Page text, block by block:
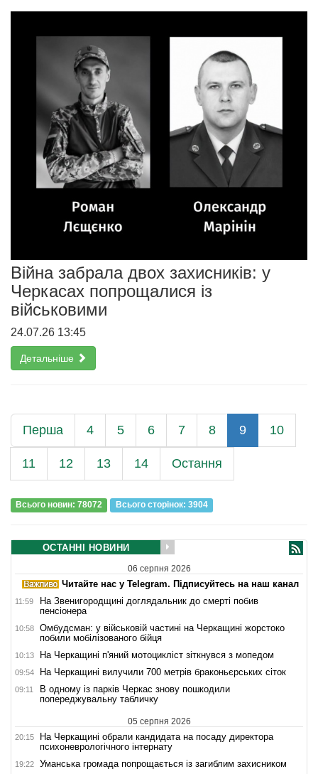
Війна забрала двох захисників: у
Черкасах попрощалися із
військовими
24.07.26 13:45
Детальніше
Перша 4 5 6 7 8 9 10
11 12 13 14 Остання
Всього новин: 78072 Всього сторiнок: 3904
ОСТАННІ НОВИНИ
06 серпня 2026
Читайте нас у Telegram. Підписуйтесь на наш канал
11:59
На Звенигородщині доглядальник до смерті побив
пенсіонера
10:58
Омбудсман: у військовій частині на Черкащині жорстоко
побили мобілізованого бійця
10:13 На Черкащині п'яний мотоцикліст зіткнувся з мопедом
09:54 На Черкащині вилучили 700 метрів браконьєрських сіток
09:11
В одному із парків Черкас знову пошкодили
попереджувальну табличку
05 серпня 2026
20:15
На Черкащині обрали кандидата на посаду директора
психоневрологічного інтернату
19:22 Уманська громада попрощається із загиблим захисником